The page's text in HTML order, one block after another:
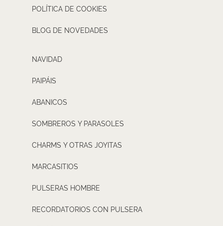
POLÍTICA DE COOKIES
BLOG DE NOVEDADES
NAVIDAD
PAIPÁIS
ABANICOS
SOMBREROS Y PARASOLES
CHARMS Y OTRAS JOYITAS
MARCASITIOS
PULSERAS HOMBRE
RECORDATORIOS CON PULSERA